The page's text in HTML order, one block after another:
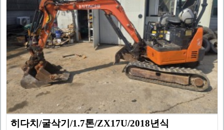
히다치/굴삭기/1.7톤/ZX17U/2018년식